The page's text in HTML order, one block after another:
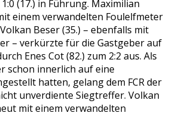
(17.) in Führung. Maximilian
einem verwandelten Foulelfmeter
Beser (35.) – ebenfalls mit
– verkürzte für die Gastgeber auf
Enes Cot (82.) zum 2:2 aus. Als
schon innerlich auf eine
hatten, gelang dem FCR der
unverdiente Siegtreffer. Volkan
mit einem verwandelten